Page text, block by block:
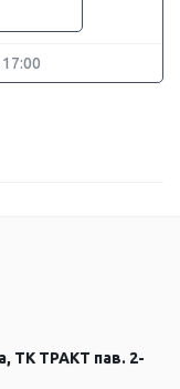
ТК ТРАКТ пав. 2-